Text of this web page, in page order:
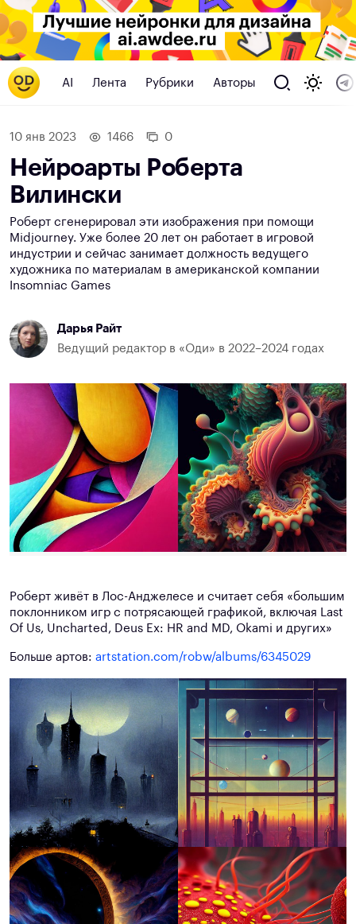
AI Лента Рубрики Авторы
10 янв 2023 1466 0
Нейроарты Роберта
Вилински
Роберт сгенерировал эти изображения при помощи
Midjourney. Уже более 20 лет он работает в игровой
индустрии и сейчас занимает должность ведущего
художника по материалам в американской компании
Insomniac Games
Дарья Райт
Ведущий редактор в «Оди» в 2022–2024 годах
Роберт живёт в Лос-Анджелесе и считает себя «большим
поклонником игр с потрясающей графикой, включая Last
Of Us, Uncharted, Deus Ex: HR and MD, Okami и других»
Больше артов: artstation.com/robw/albums/6345029